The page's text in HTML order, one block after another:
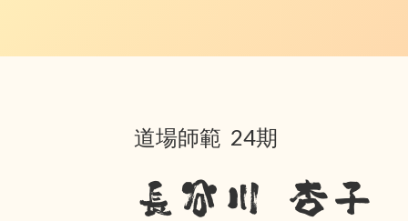
道場師範 24期
長谷川 杏子